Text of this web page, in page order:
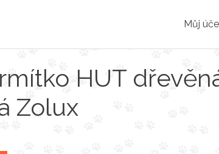
Můj
HUT
Zolux